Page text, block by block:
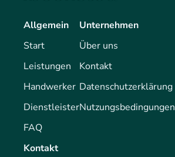
Allgemein
Start
Leistungen
Handwerker
Dienstleister
FAQ
Unternehmen
Über uns
Kontakt
Datenschutzerklärung
Nutzungsbedingungen
Kontakt